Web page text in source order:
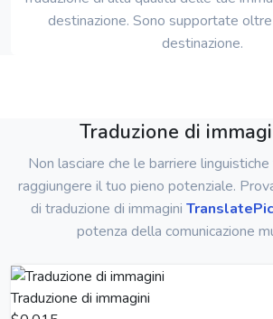
destinazione. Sono supportate
destinazione.
Traduzione di
Non lasciare che le barriere
raggiungere il tuo pieno potenziale.
di traduzione di immagini TranslatePic
potenza della comunicazione
Traduzione di immagini